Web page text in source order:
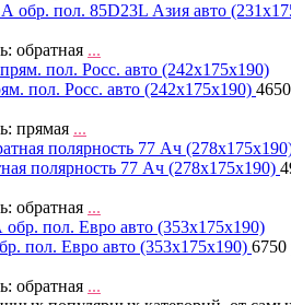
обр. пол. 85D23L Азия авто
обратная ...
пол. Росс. авто (242x175x190)
прямая ...
полярность 77 Ач (278x175x190)
обратная ...
пол. Евро авто (353x175x190) 6750
обратная ...